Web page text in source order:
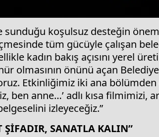
sunduğu koşulsuz desteğin
tüm gücüyle çalışan
kadın bakış açısını yerel
olmasının önünü açan
Etkinliğimiz iki ana
ben anne…’ adlı kısa filmimizi,
izleyeceğiz.”
ŞİFADIR, SANATLA KALIN”